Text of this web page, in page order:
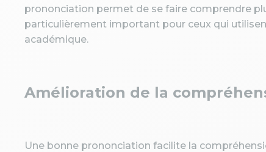
prononciation permet de se faire comprendre
particulièrement important pour ceux qui
académique.
Amélioration de la
Une bonne prononciation facilite la